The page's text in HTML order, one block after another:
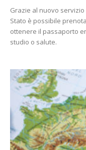
Grazie al nuovo
Stato è possibile
ottenere il passaporto
studio o salute.